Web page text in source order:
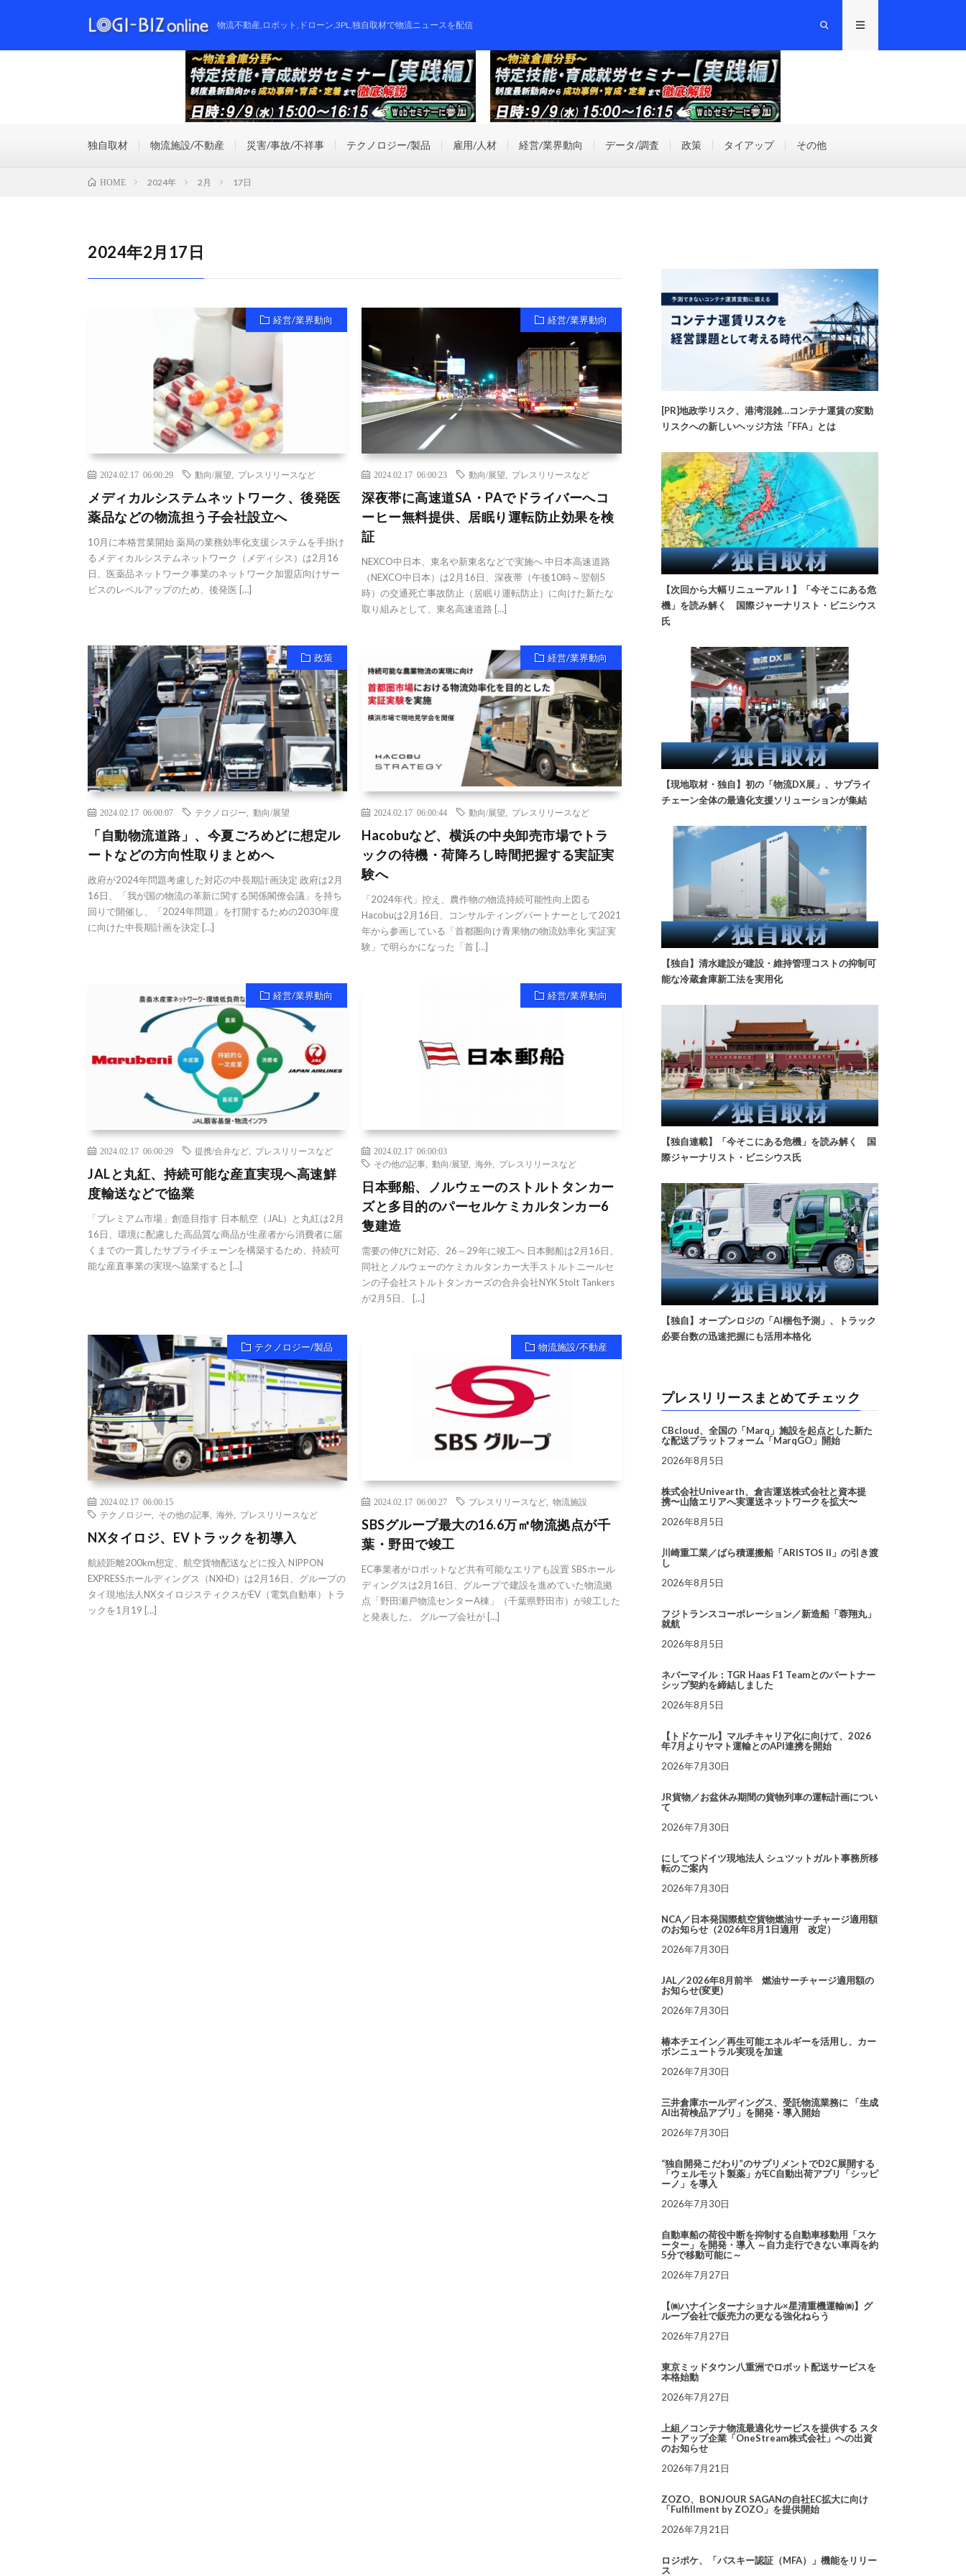
物流不動産,ロボット,ドローン,3PL,独自取材で物流ニュースを配信
独自取材 物流施設/不動産 災害/事故/不祥事 テクノロジー/製品 雇用/人材 経営/業界動向 データ/調査 政策 タイアップ その他
HOME 2024年 2月 17日
2024年2月17日
経営/業界動向
2024.02.17 06:00:29 動向/展望 プレスリリースなど
メディカルシステムネットワーク、後発医
薬品などの物流担う子会社設立へ
10月に本格営業開始 薬局の業務効率化支援システムを手掛け
るメディカルシステムネットワーク（メディシス）は2月16
日、医薬品ネットワーク事業のネットワーク加盟店向けサー
ビスのレベルアップのため、後発医 […]
経営/業界動向
2024.02.17 06:00:23 動向/展望 プレスリリースなど
深夜帯に高速道SA・PAでドライバーへコ
ーヒー無料提供、居眠り運転防止効果を検
証
NEXCO中日本、東名や新東名などで実施へ 中日本高速道路
（NEXCO中日本）は2月16日、深夜帯（午後10時～翌朝5
時）の交通死亡事故防止（居眠り運転防止）に向けた新たな
取り組みとして、東名高速道路 […]
政策
2024.02.17 06:00:07 テクノロジー 動向/展望
「自動物流道路」、今夏ごろめどに想定ル
ートなどの方向性取りまとめへ
政府が2024年問題考慮した対応の中長期計画決定 政府は2月
16日、「我が国の物流の革新に関する関係閣僚会議」を持ち
回りで開催し、「2024年問題」を打開するための2030年度
に向けた中長期計画を決定 […]
経営/業界動向
2024.02.17 06:00:44 動向/展望 プレスリリースなど
Hacobuなど、横浜の中央卸売市場でトラ
ックの待機・荷降ろし時間把握する実証実
験へ
「2024年代」控え、農作物の物流持続可能性向上図る
Hacobuは2月16日、コンサルティングパートナーとして2021
年から参画している「首都圏向け青果物の物流効率化 実証実
験」で明らかになった「首 […]
経営/業界動向
2024.02.17 06:00:29 提携/合弁など プレスリリースなど
JALと丸紅、持続可能な産直実現へ高速鮮
度輸送などで協業
「プレミアム市場」創造目指す 日本航空（JAL）と丸紅は2月
16日、環境に配慮した高品質な商品が生産者から消費者に届
くまでの一貫したサプライチェーンを構築するため、持続可
能な産直事業の実現へ協業すると […]
経営/業界動向
2024.02.17 06:00:03
その他の記事 ,動向/展望 ,海外 プレスリリースなど
日本郵船、ノルウェーのストルトタンカー
ズと多目的のパーセルケミカルタンカー6
隻建造
需要の伸びに対応、26～29年に竣工へ 日本郵船は2月16日、
同社とノルウェーのケミカルタンカー大手ストルトニールセ
ンの子会社ストルトタンカーズの合弁会社NYK Stolt Tankers
が2月5日、 […]
テクノロジー/製品
2024.02.17 06:00:15
テクノロジー
その他の記事 海外 プレスリリースなど
NXタイロジ、EVトラックを初導入
航続距離200km想定、航空貨物配送などに投入 NIPPON
EXPRESSホールディングス（NXHD）は2月16日、グループの
タイ現地法人NXタイロジスティクスがEV（電気自動車）トラ
ックを1月19 […]
物流施設/不動産
2024.02.17 06:00:27 プレスリリースなど ,物流施設
SBSグループ最大の16.6万㎡物流拠点が千
葉・野田で竣工
EC事業者がロボットなど共有可能なエリアも設置 SBSホール
ディングスは2月16日、グループで建設を進めていた物流拠
点「野田瀬戸物流センターA棟」（千葉県野田市）が竣工した
と発表した。 グループ会社が […]
[PR]地政学リスク、港湾混雑…コンテナ運賃の変動
リスクへの新しいヘッジ方法「FFA」とは
【次回から大幅リニューアル！】「今そこにある危
機」を読み解く 国際ジャーナリスト・ビニシウス
氏
【現地取材・独自】初の「物流DX展」、サプライ
チェーン全体の最適化支援ソリューションが集結
【独自】清水建設が建設・維持管理コストの抑制可
能な冷蔵倉庫新工法を実用化
【独自連載】「今そこにある危機」を読み解く 国
際ジャーナリスト・ビニシウス氏
【独自】オープンロジの「AI梱包予測」、トラック
必要台数の迅速把握にも活用本格化
プレスリリースまとめてチェック
CBcloud、全国の「Marq」施設を起点とした新た
な配送プラットフォーム「MarqGO」開始
2026年8月5日
株式会社Univearth、倉吉運送株式会社と資本提
携〜山陰エリアへ実運送ネットワークを拡大〜
2026年8月5日
川崎重工業／ばら積運搬船「ARISTOS II」の引き渡
し
2026年8月5日
フジトランスコーポレーション／新造船「蓉翔丸」
就航
2026年8月5日
ネバーマイル：TGR Haas F1 Teamとのパートナー
シップ契約を締結しました
2026年8月5日
【トドケール】マルチキャリア化に向けて、2026
年7月よりヤマト運輸とのAPI連携を開始
2026年7月30日
JR貨物／お盆休み期間の貨物列車の運転計画につい
て
2026年7月30日
にしてつドイツ現地法人 シュツットガルト事務所移
転のご案内
2026年7月30日
NCA／日本発国際航空貨物燃油サーチャージ適用額
のお知らせ（2026年8月1日適用 改定）
2026年7月30日
JAL／2026年8月前半 燃油サーチャージ適用額の
お知らせ(変更)
2026年7月30日
椿本チエイン／再生可能エネルギーを活用し、カー
ボンニュートラル実現を加速
2026年7月30日
三井倉庫ホールディングス、受託物流業務に 「生成
AI出荷検品アプリ」を開発・導入開始
2026年7月30日
“独自開発こだわり”のサプリメントでD2C展開する
「ウェルモット製薬」がEC自動出荷アプリ「シッピ
ーノ」を導入
2026年7月30日
自動車船の荷役中断を抑制する自動車移動用「スケ
ーター」を開発・導入 ～自力走行できない車両を約
5分で移動可能に～
2026年7月27日
【㈱ハナインターナショナル×星清重機運輸㈱】グ
ループ会社で販売力の更なる強化ねらう
2026年7月27日
東京ミッドタウン八重洲でロボット配送サービスを
本格始動
2026年7月27日
上組／コンテナ物流最適化サービスを提供する スタ
ートアップ企業「OneStream株式会社」への出資
のお知らせ
2026年7月21日
ZOZO、BONJOUR SAGANの自社EC拡大に向け
「Fulfillment by ZOZO」を提供開始
2026年7月21日
ロジポケ、「パスキー認証（MFA）」機能をリリー
ス